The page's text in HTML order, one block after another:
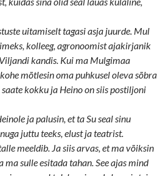
uitamiselt tagasi asja juurde. Mul
kolleeg, agronoomist ajakirjanik
kandis. Kui ma Mulgimaa
mõtlesin oma puhkusel oleva sõbra
kokku ja Heino on siis postiljoni
ja palusin, et ta Su seal sinu
juttu teeks, elust ja teatrist.
meeldib. Ja siis arvas, et ma võiksin
sulle esitada tahan. See ajas mind